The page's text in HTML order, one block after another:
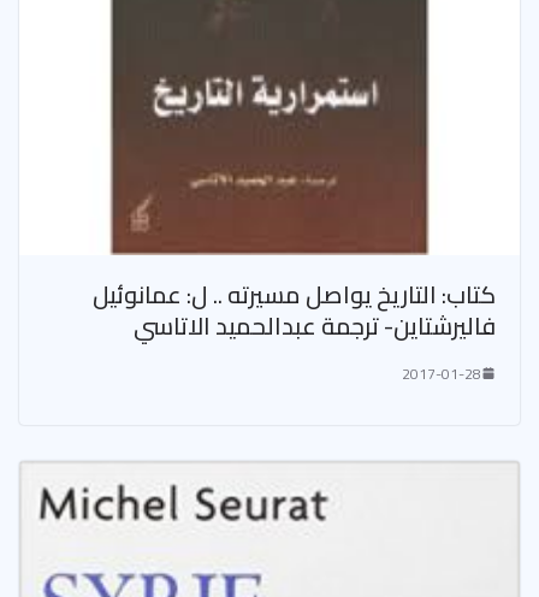
كتاب: التاريخ يواصل مسيرته .. ل: عمانوئيل
فاليرشتاين- ترجمة عبدالحميد الاتاسي
2017-01-28